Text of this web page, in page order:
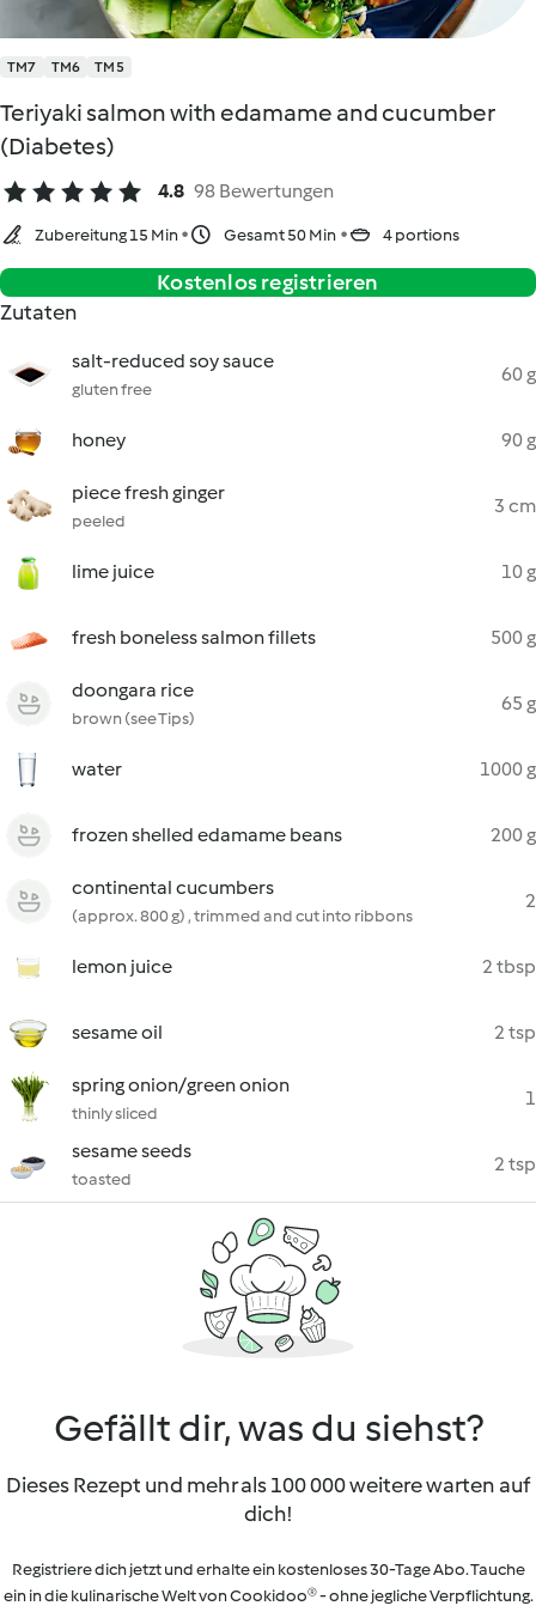
TM7 TM6 TM5
Teriyaki salmon with edamame and cucumber
(Diabetes)
4.8 98 Bewertungen
Zubereitung 15 Min Gesamt 50 Min 4 portions
Kostenlos registrieren
Zutaten
salt-reduced soy sauce
gluten free
60 g
honey 90 g
piece fresh ginger
peeled
3 cm
lime juice 10 g
fresh boneless salmon fillets 500 g
doongara rice
brown (see Tips)
65 g
water 1000 g
frozen shelled edamame beans 200 g
continental cucumbers
(approx. 800 g) , trimmed and cut into ribbons
2
lemon juice 2 tbsp
sesame oil 2 tsp
spring onion/green onion
thinly sliced
1
sesame seeds
toasted
2 tsp
Gefällt dir, was du siehst?
Dieses Rezept und mehr als 100 000 weitere warten auf
dich!
Registriere dich jetzt und erhalte ein kostenloses 30-Tage Abo. Tauche
ein in die kulinarische Welt von Cookidoo® - ohne jegliche Verpflichtung.